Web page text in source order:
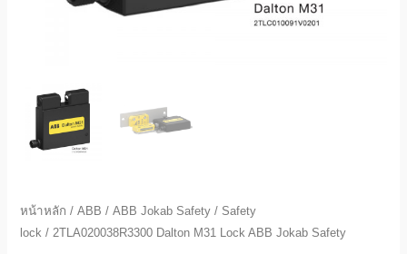
หน้าหลัก /ABB /ABB Jokab Safety / Safety
lock / 2TLA020038R3300 Dalton M31 Lock ABB Jokab Safety